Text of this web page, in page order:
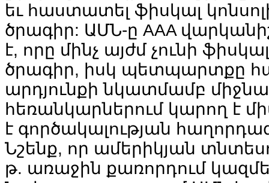
եւ հաստատել ֆիսկալ
ծրագիր: ԱՄՆ-ը AAA
է, որը մինչ այժմ չունի
ծրագիր, իսկ պետպարտքը
արդյունքի նկատմամբ
հեռանկարներում կարող է
է գործակալության
Նշենք, որ ամերիկյան
թ. առաջին քառորդում